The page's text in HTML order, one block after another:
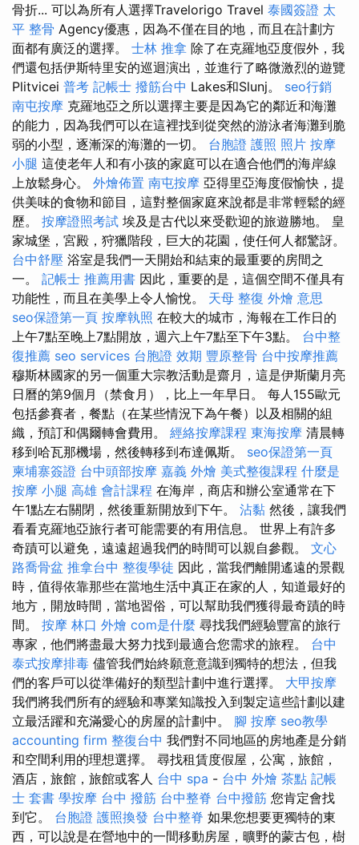
骨折... 可以為所有人選擇Travelorigo Travel 泰國簽證 太
平 整骨 Agency優惠，因為不僅在目的地，而且在計劃方
面都有廣泛的選擇。 士林 推拿 除了在克羅地亞度假外，我
們還包括伊斯特里安的巡迴演出，並進行了略微激烈的遊覽
Plitvicei 普考 記帳士 撥筋台中 Lakes和Slunj。 seo行銷
南屯按摩 克羅地亞之所以選擇主要是因為它的鄰近和海灘
的能力，因為我們可以在這裡找到從突然的游泳者海灘到脆
弱的小型，逐漸深的海灘的一切。 台胞證 護照 照片 按摩
小腿 這使老年人和有小孩的家庭可以在適合他們的海岸線
上放鬆身心。 外燴佈置 南屯按摩 亞得里亞海度假愉快，提
供美味的食物和節目，這對整個家庭來說都是非常輕鬆的經
歷。 按摩證照考試 埃及是古代以來受歡迎的旅遊勝地。 皇
家城堡，宮殿，狩獵階段，巨大的花園，使任何人都驚訝。
台中舒壓 浴室是我們一天開始和結束的最重要的房間之
一。 記帳士 推薦用書 因此，重要的是，這個空間不僅具有
功能性，而且在美學上令人愉悅。 天母 整復 外燴 意思
seo保證第一頁 按摩執照 在較大的城市，海報在工作日的
上午7點至晚上7點開放，週六上午7點至下午3點。 台中整
復推薦 seo services 台胞證 效期 豐原整骨 台中按摩推薦
穆斯林國家的另一個重大宗教活動是齋月，這是伊斯蘭月亮
日曆的第9個月（禁食月），比上一年早日。 每人155歐元
包括參賽者，餐點（在某些情況下為午餐）以及相關的組
織，預訂和偶爾轉會費用。 經絡按摩課程 東海按摩 清晨轉
移到哈瓦那機場，然後轉移到布達佩斯。 seo保證第一頁
柬埔寨簽證 台中頭部按摩 嘉義 外燴 美式整復課程 什麼是
按摩 小腿 高雄 會計課程 在海岸，商店和辦公室通常在下
午1點左右關閉，然後重新開放到下午。 沾黏 然後，讓我們
看看克羅地亞旅行者可能需要的有用信息。 世界上有許多
奇蹟可以避免，遠遠超過我們的時間可以親自參觀。 文心
路喬骨盆 推拿台中 整復學徒 因此，當我們離開遙遠的景觀
時，值得依靠那些在當地生活中真正在家的人，知道最好的
地方，開放時間，當地習俗，可以幫助我們獲得最奇蹟的時
間。 按摩 林口 外燴 com是什麼 尋找我們經驗豐富的旅行
專家，他們將盡最大努力找到最適合您需求的旅程。 台中
泰式按摩排毒 儘管我們始終願意意識到獨特的想法，但我
們的客戶可以從準備好的類型計劃中進行選擇。 大甲按摩
我們將我們所有的經驗和專業知識投入到製定這些計劃以建
立最活躍和充滿愛心的房屋的計劃中。 腳 按摩 seo教學
accounting firm 整復台中 我們對不同地區的房地產是分銷
和空間利用的理想選擇。 尋找租賃度假屋，公寓，旅館，
酒店，旅館，旅館或客人 台中 spa - 台中 外燴 茶點 記帳
士 套書 學按摩 台中 撥筋 台中整脊 台中撥筋 您肯定會找
到它。 台胞證 護照換發 台中整脊 如果您想要更獨特的東
西，可以說是在營地中的一間移動房屋，曠野的蒙古包，樹